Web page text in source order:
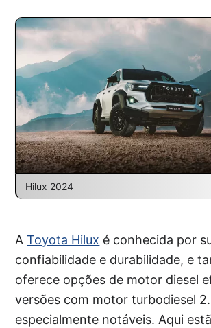
Hilux 2024
AToyota Hilux é conhecida por
confiabilidade e durabilidade, e
oferece opções de motor diesel
versões com motor turbodiesel
especialmente notáveis. Aqui